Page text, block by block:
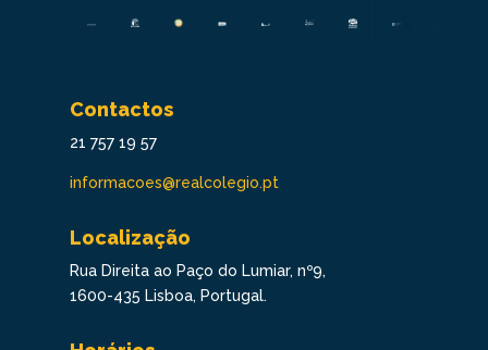
Contactos
21 757 19 57
informacoes@realcolegio.pt
Localização
Rua Direita ao Paço do Lumiar, nº9,
1600-435 Lisboa, Portugal.